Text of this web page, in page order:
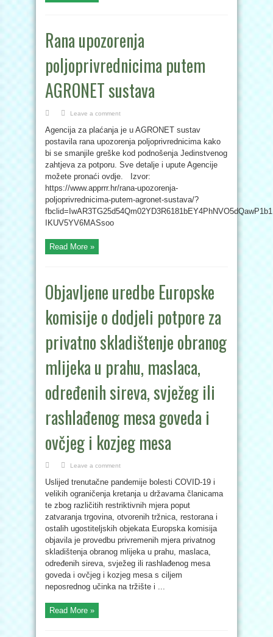
Rana upozorenja
poljoprivrednicima putem
AGRONET sustava
Leave a comment
Agencija za plaćanja je u AGRONET sustav
postavila rana upozorenja poljoprivrednicima kako
bi se smanjile greške kod podnošenja Jedinstvenog
zahtjeva za potporu. Sve detalje i upute Agencije
možete pronaći ovdje. Izvor:
https://www.apprrr.hr/rana-upozorenja-
poljoprivrednicima-putem-agronet-sustava/?
IKUV5YV6MASsoo
Read More »
Objavljene uredbe Europske
komisije o dodjeli potpore za
privatno skladištenje obranog
mlijeka u prahu, maslaca,
određenih sireva, svježeg ili
rashlađenog mesa goveda i
ovčjeg i kozjeg mesa
Leave a comment
Uslijed trenutačne pandemije bolesti COVID-19 i
velikih ograničenja kretanja u državama članicama
te zbog različitih restriktivnih mjera poput
zatvaranja trgovina, otvorenih tržnica, restorana i
ostalih ugostiteljskih objekata Europska komisija
objavila je provedbu privremenih mjera privatnog
skladištenja obranog mlijeka u prahu, maslaca,
određenih sireva, svježeg ili rashlađenog mesa
goveda i ovčjeg i kozjeg mesa s ciljem
neposrednog učinka na tržište i ...
Read More »